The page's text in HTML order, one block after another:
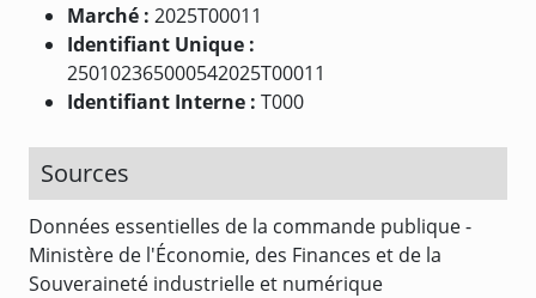
Marché : 2025T00011
Identifiant Unique :
250102365000542025T00011
Identifiant Interne : T000
Sources
Données essentielles de la commande publique -
Ministère de l'Économie, des Finances et de la
Souveraineté industrielle et numérique